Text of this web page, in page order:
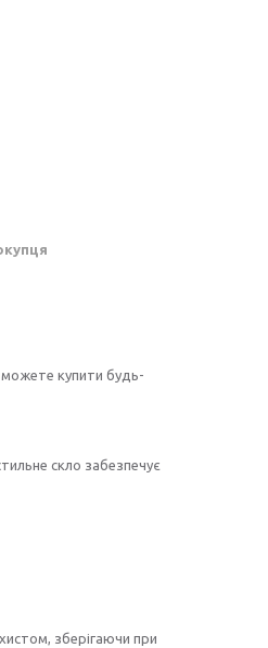
можете купити будь-
скло забезпечує
зберігаючи при